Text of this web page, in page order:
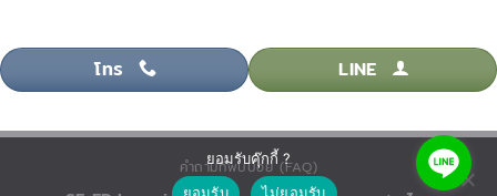
โทร LINE
คำถามที่พบบ่อย (FAQ)
ยอมรับคุ๊กกี้ ?